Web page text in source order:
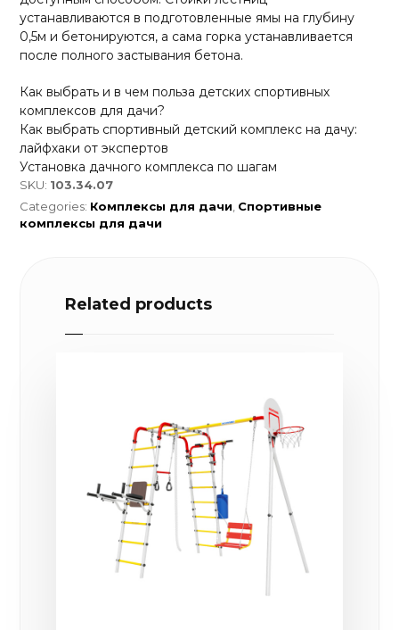
устанавливаются в подготовленные ямы на глубину
0,5м и бетонируются, а сама горка устанавливается
после полного застывания бетона.
Как выбрать и в чем польза детских спортивных
комплексов для дачи?
Как выбрать спортивный детский комплекс на дачу:
лайфхаки от экспертов
Установка дачного комплекса по шагам
SKU: 103.34.07
Categories: Комплексы для дачи Спортивные
комплексы для дачи
Related products